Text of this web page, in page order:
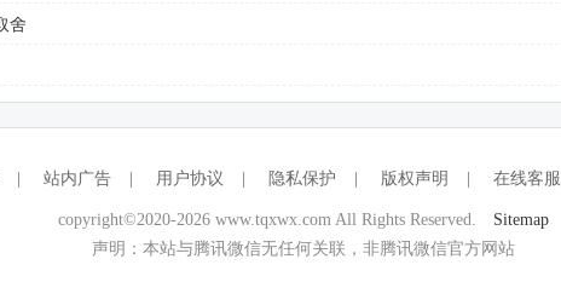
舍
站内广告 用户协议 隐私保护 版权声明 在线客服
copyright©2020-2026 www.tqxwx.com All Rights Reserved. Sitemap
声明：本站与腾讯微信无任何关联，非腾讯微信官方网站